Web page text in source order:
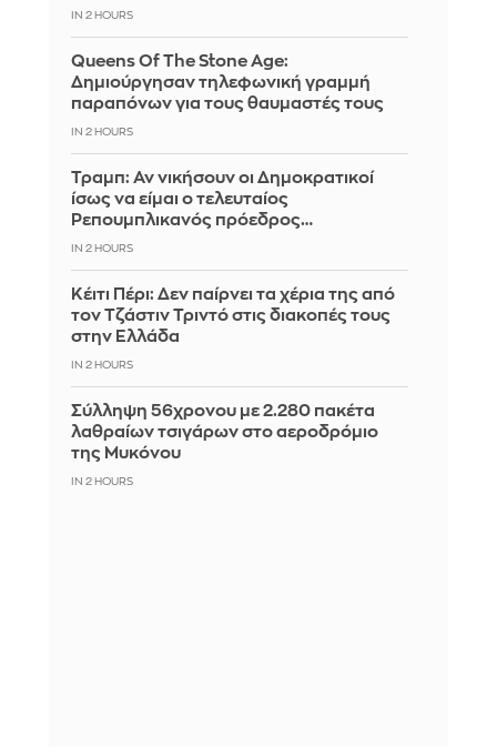
IN 2 HOURS
Queens Of The Stone Age:
Δημιούργησαν τηλεφωνική γραμμή
παραπόνων για τους θαυμαστές τους
IN 2 HOURS
Τραμπ: Αν νικήσουν οι Δημοκρατικοί
ίσως να είμαι ο τελευταίος
Ρεπουμπλικανός πρόεδρος…
IN 2 HOURS
Κέιτι Πέρι: Δεν παίρνει τα χέρια της από
τον Τζάστιν Τριντό στις διακοπές τους
στην Ελλάδα
IN 2 HOURS
Σύλληψη 56χρονου με 2.280 πακέτα
λαθραίων τσιγάρων στο αεροδρόμιο
της Μυκόνου
IN 2 HOURS